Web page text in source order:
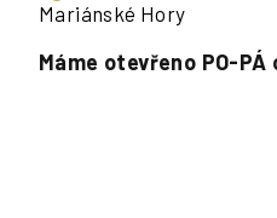
Mariánské Hory
Máme otevřeno PO-PÁ